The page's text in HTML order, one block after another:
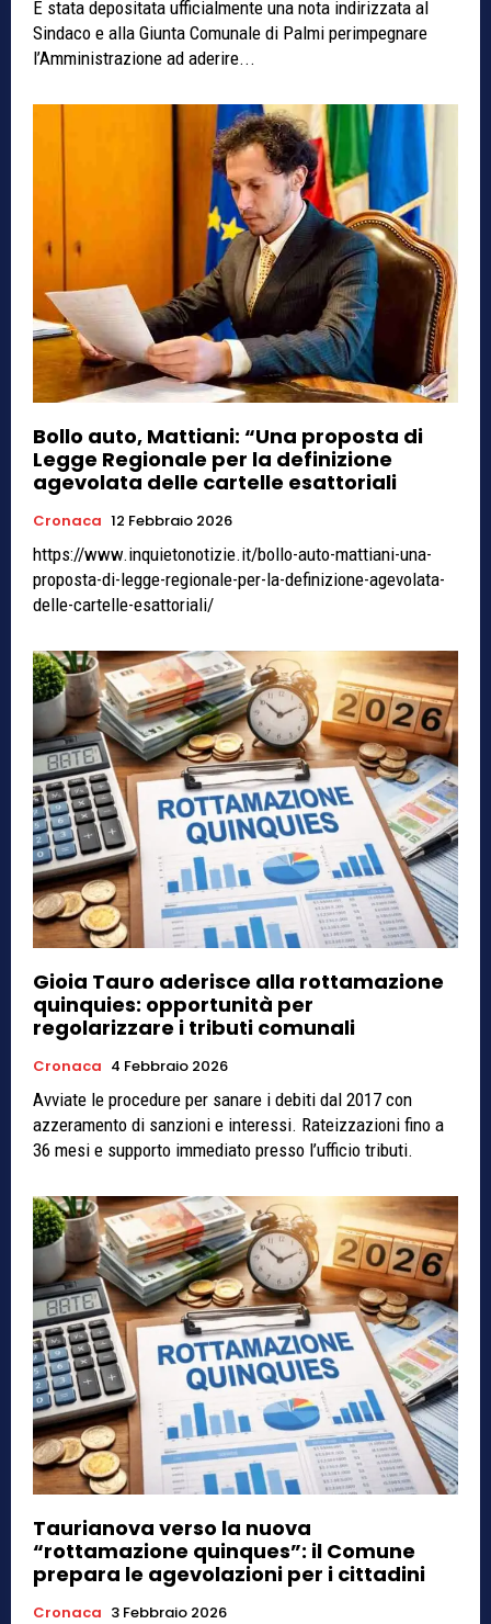
È stata depositata ufficialmente una nota indirizzata al
Sindaco e alla Giunta Comunale di Palmi perimpegnare
l’Amministrazione ad aderire...
Bollo auto, Mattiani: “Una proposta di
Legge Regionale per la definizione
agevolata delle cartelle esattoriali
Cronaca 12 Febbraio 2026
https://www.inquietonotizie.it/bollo-auto-mattiani-una-
proposta-di-legge-regionale-per-la-definizione-agevolata-
delle-cartelle-esattoriali/
Gioia Tauro aderisce alla rottamazione
quinquies: opportunità per
regolarizzare i tributi comunali
Cronaca 4 Febbraio 2026
Avviate le procedure per sanare i debiti dal 2017 con
azzeramento di sanzioni e interessi. Rateizzazioni fino a
36 mesi e supporto immediato presso l’ufficio tributi.
Taurianova verso la nuova
“rottamazione quinques”: il Comune
prepara le agevolazioni per i cittadini
Cronaca 3 Febbraio 2026